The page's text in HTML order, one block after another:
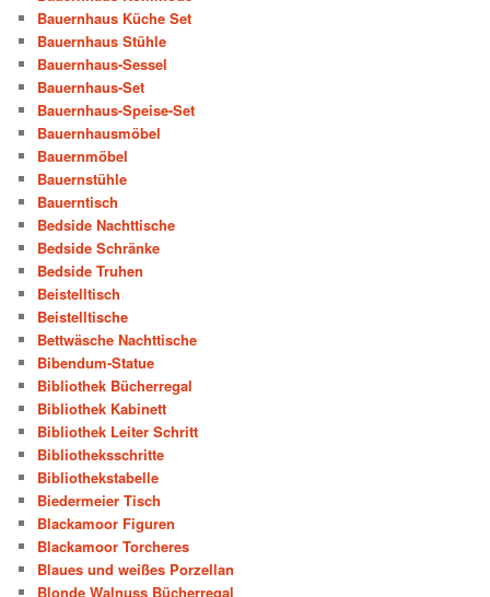
Bauernhaus Küche Set
Bauernhaus Stühle
Bauernhaus-Sessel
Bauernhaus-Set
Bauernhaus-Speise-Set
Bauernhausmöbel
Bauernmöbel
Bauernstühle
Bauerntisch
Bedside Nachttische
Bedside Schränke
Bedside Truhen
Beistelltisch
Beistelltische
Bettwäsche Nachttische
Bibendum-Statue
Bibliothek Bücherregal
Bibliothek Kabinett
Bibliothek Leiter Schritt
Bibliotheksschritte
Bibliothekstabelle
Biedermeier Tisch
Blackamoor Figuren
Blackamoor Torcheres
Blaues und weißes Porzellan
Blonde Walnuss Bücherregal